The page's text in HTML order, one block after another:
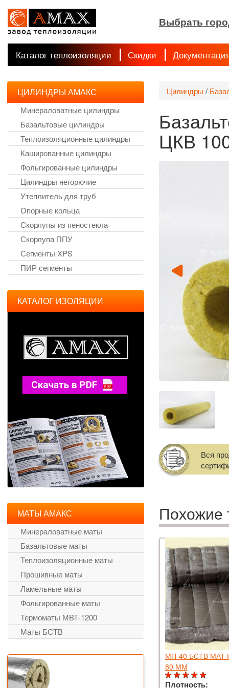
Выбрать
Каталог теплоизоляции Скидки
Цилиндры /
ЦКВ
Вся
Похожие
БСТВ МАТ НА БАЗАЛЬТОВОЙ ТКАНИ
МП-40 БСТВ МАТ
80 ММ
Плотность:
ЦИЛИНДРЫ АМАКС
Минераловатные цилиндры
Базальтовые цилиндры
Теплоизоляционные цилиндры
Кашированные цилиндры
Фольгированные цилиндры
Цилиндры негорючие
Утеплитель для труб
Опорные кольца
Скорлупы из пеностекла
Скорлупа ППУ
Сегменты XPS
ПИР сегменты
КАТАЛОГ ИЗОЛЯЦИИ
МАТЫ АМАКС
Минераловатные маты
Базальтовые маты
Теплоизоляционные маты
Прошивные маты
Ламельные маты
Фольгированные маты
Термоматы МВТ-1200
Маты БСТВ